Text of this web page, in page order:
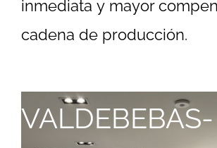
inmediata y mayor
cadena de producción.
VALDEBEBAS-